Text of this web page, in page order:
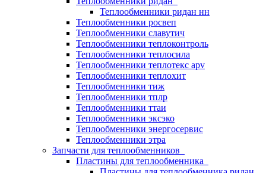
Теплообменники ридан нн
Теплообменники росвеп
Теплообменники славутич
Теплообменники теплоконтроль
Теплообменники теплосила
Теплообменники теплотекс apv
Теплообменники теплохит
Теплообменники тиж
Теплообменники тплр
Теплообменники ттаи
Теплообменники эксэко
Теплообменники энергосервис
Теплообменники этра
Запчасти для теплообменников
Пластины для теплообменника